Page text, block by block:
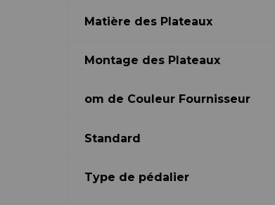
Matière des Plateaux
Montage des Plateaux
om de Couleur Fournisseur
Standard
Type de pédalier